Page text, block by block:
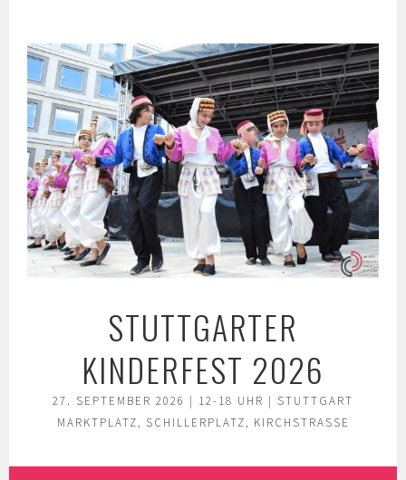
Inhalt
STUTTGARTER
KINDERFEST 2026
27. SEPTEMBER 2026 | 12-18 UHR | STUTTGART
MARKTPLATZ, SCHILLERPLATZ, KIRCHSTRASSE